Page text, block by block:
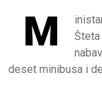
M
deset minibusa i